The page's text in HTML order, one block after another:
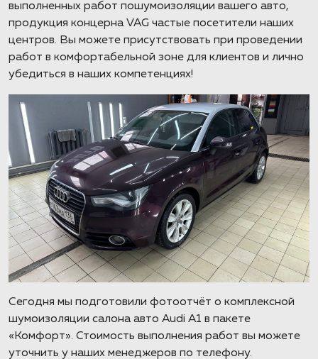
выполненных работ пошумоизоляции вашего авто,
продукция концерна VAG частые посетители наших
центров. Вы можете присутствовать при проведении
работ в комфортабельной зоне для клиентов и лично
убедиться в наших компетенциях!
Сегодня мы подготовили фотоотчёт о комплексной
шумоизоляции салона авто Audi A1 в пакете
«Комфорт». Стоимость выполнения работ вы можете
уточнить у наших менеджеров по телефону.